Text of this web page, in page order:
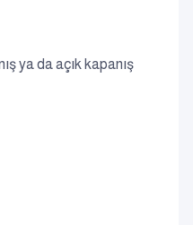
ya da açık kapanış